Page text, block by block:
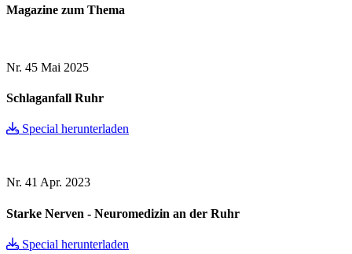
Magazine zum Thema
Nr. 45 Mai 2025
Schlaganfall Ruhr
Special herunterladen
Nr. 41 Apr. 2023
Starke Nerven - Neuromedizin an der Ruhr
Special herunterladen